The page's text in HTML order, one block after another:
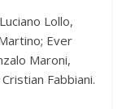
Lollo,
Ever
Maroni,
Fabbiani.